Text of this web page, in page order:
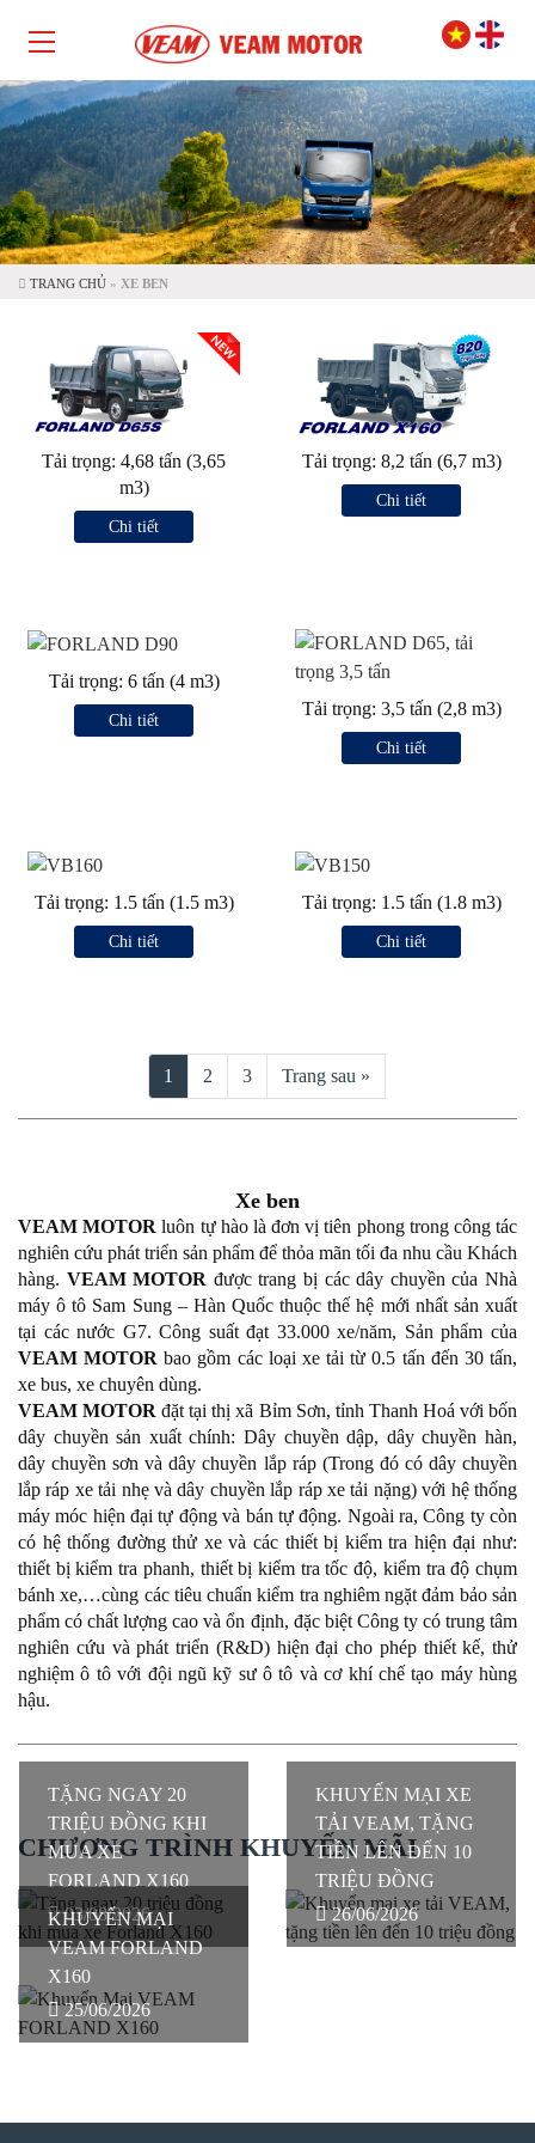
TRANG CHỦ » XE BEN
Tải trọng: 4,68 tấn (3,65
m3)
Chi tiết
Tải trọng: 8,2 tấn (6,7 m3)
Chi tiết
Tải trọng: 6 tấn (4 m3)
Chi tiết
Tải trọng: 3,5 tấn (2,8 m3)
Chi tiết
Tải trọng: 1.5 tấn (1.5 m3)
Chi tiết
Tải trọng: 1.5 tấn (1.8 m3)
Chi tiết
1 2 3 Trang sau »
Xe ben
VEAM MOTORluôn tự hào là đơn vị tiên phong trong công tác
nghiên cứu phát triển sản phẩm để thỏa mãn tối đa nhu cầu Khách
hàng. VEAM MOTOR được trang bị các dây chuyền của Nhà
máy ô tô Sam Sung – Hàn Quốc thuộc thế hệ mới nhất sản xuất
tại các nước G7. Công suất đạt 33.000 xe/năm, Sản phẩm của
VEAM MOTOR bao gồm các loại xe tải từ 0.5 tấn đến 30 tấn,
xe bus, xe chuyên dùng.
VEAM MOTOR đặt tại thị xã Bỉm Sơn, tỉnh Thanh Hoá với bốn
dây chuyền sản xuất chính: Dây chuyền dập, dây chuyền hàn,
dây chuyền sơn và dây chuyền lắp ráp (Trong đó có dây chuyền
lắp ráp xe tải nhẹ và dây chuyền lắp ráp xe tải nặng) với hệ thống
máy móc hiện đại tự động và bán tự động. Ngoài ra, Công ty còn
có hệ thống đường thử xe và các thiết bị kiểm tra hiện đại như:
thiết bị kiểm tra phanh, thiết bị kiểm tra tốc độ, kiểm tra độ chụm
bánh xe,…cùng các tiêu chuẩn kiểm tra nghiêm ngặt đảm bảo sản
phẩm có chất lượng cao và ổn định, đặc biệt Công ty có trung tâm
nghiên cứu và phát triển (R&D) hiện đại cho phép thiết kế, thử
nghiệm ô tô với đội ngũ kỹ sư ô tô và cơ khí chế tạo máy hùng
hậu.
CHƯƠNG TRÌNH KHUYẾN MÃI
TẶNG NGAY 20
TRIỆU ĐỒNG KHI
MUA XE
FORLAND X160
03/08/2026
KHUYẾN MẠI XE
TẢI VEAM, TẶNG
TIỀN LÊN ĐẾN 10
TRIỆU ĐỒNG
26/06/2026
KHUYẾN MẠI
VEAM FORLAND
X160
25/06/2026